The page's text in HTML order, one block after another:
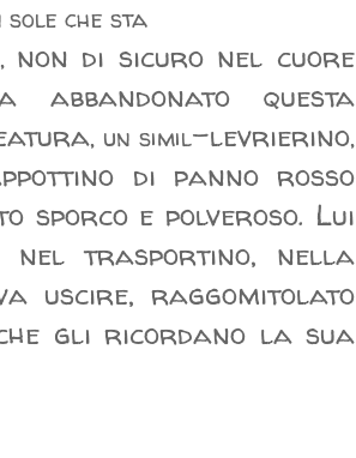
sole che sta
non di sicuro nel cuore
questa
, un simil-levrierino,
di panno rosso
sporco e polveroso. Lui
nel trasportino, nella
uscire, raggomitolato
gli ricordano la sua